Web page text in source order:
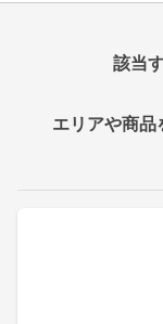
該当
エリアや商品